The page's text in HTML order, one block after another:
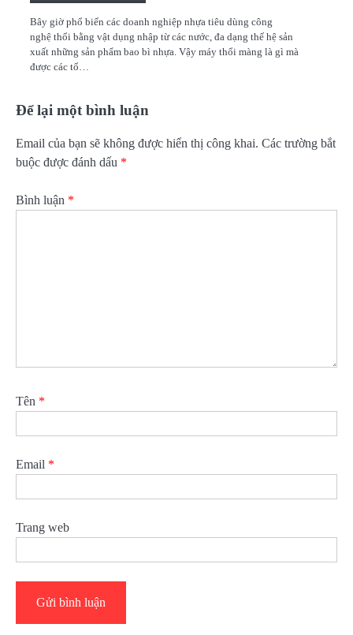
Bây giờ phổ biến các doanh nghiệp nhựa tiêu dùng công
nghệ thổi bằng vật dụng nhập từ các nước, đa dạng thế hệ sản
xuất những sản phẩm bao bì nhựa. Vậy máy thổi màng là gì mà
được các tổ…
Để lại một bình luận
Email của bạn sẽ không được hiển thị công khai. Các trường bắt
buộc được đánh dấu *
Bình luận *
Tên *
Email *
Trang web